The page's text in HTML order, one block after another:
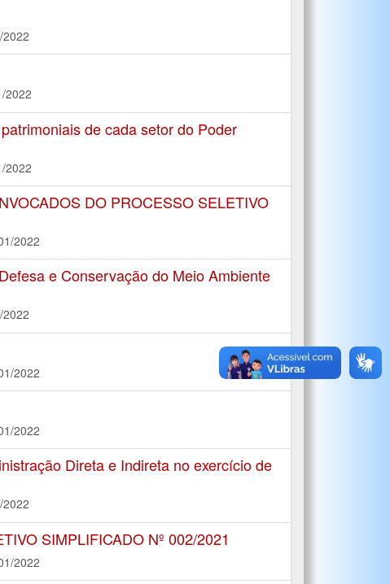
2022
de cada setor do Poder
2022
DO PROCESSO SELETIVO
2022
e Conservação do Meio Ambiente
2022
2022
Direta e Indireta no exercício de
SIMPLIFICADO Nº 002/2021
2022